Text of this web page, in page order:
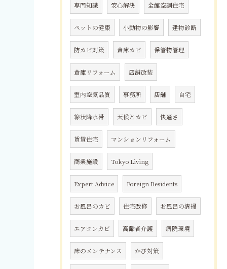
専門知識 安心解決 全館空調住宅
ペットの健康 小動物の影響 建物診断
防カビ対策 倉庫カビ 保管物管理
倉庫リフォーム 店舗改装
室内空気品質 事務所 店舗 自宅
線状降水帯 天候とカビ 快適さ
賃貸住宅 マンションリフォーム
商業施設 Tokyo Living
Expert Advice Foreign Residents
お風呂のカビ 住宅改修 お風呂の清掃
エアコンカビ 高齢者介護 病院環境
床のメンテナンス かび対策